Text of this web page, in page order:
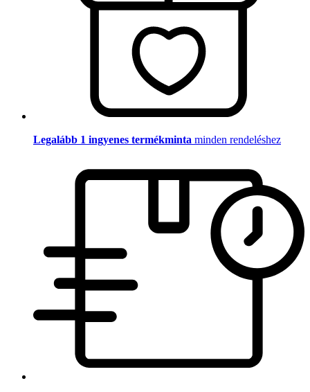
Legalább 1 ingyenes termékminta minden rendeléshez